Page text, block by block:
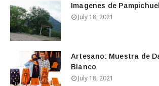
Imagenes de
July 18, 2021
Artesano: Muestra de
Blanco
July 18, 2021